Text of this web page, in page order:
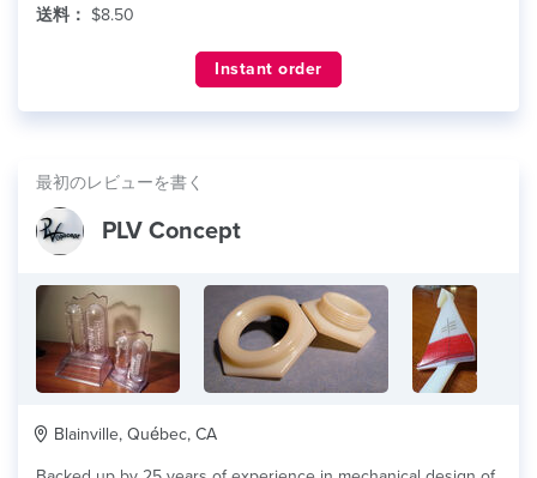
送料： $8.50
Instant order
最初のレビューを書く
PLV Concept
Blainville, Québec, CA